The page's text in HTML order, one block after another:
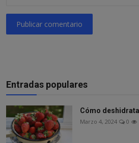
Publicar comentario
Entradas populares
Cómo
Marzo 4, 2024 0